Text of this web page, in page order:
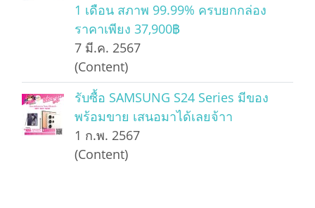
1 เดือน สภาพ 99.99% ครบยกกล่อง
ราคาเพียง 37,900฿
7 มี.ค. 2567
(Content)
รับซื้อ SAMSUNG S24 Series มีของ
พร้อมขาย เสนอมาได้เลยจ้าา
1 ก.พ. 2567
(Content)